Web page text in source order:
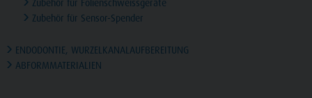
Zubehör für Folienschweissgeräte
Zubehör für Sensor-Spender
ENDODONTIE, WURZELKANALAUFBEREITUNG
ABFORMMATERIALIEN